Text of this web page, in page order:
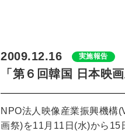
2009.12.16 実施報告
「第６回韓国 日本映
NPO法人映像産業振興機構
画祭)を11月11日(水)から15